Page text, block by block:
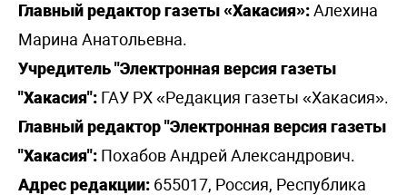
Главный редактор газеты «Хакасия»:Алехина
Марина Анатольевна.
Учредитель "Электронная версия газеты
"Хакасия": ГАУ РХ «Редакция газеты «Хакасия».
Главный редактор "Электронная версия газеты
"Хакасия": Похабов Андрей Александрович.
Адрес редакции: 655017, Россия, Республика